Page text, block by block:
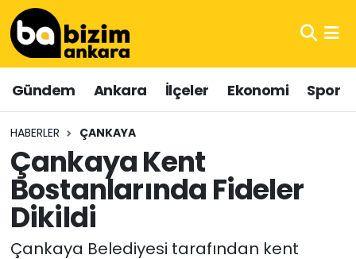
Gündem Ankara İlçeler Ekonomi Spor
HABERLER ÇANKAYA
Çankaya Kent
Bostanlarında Fideler
Dikildi
Çankaya Belediyesi tarafından kent
Hava Durumu
Trafik Durumu
Süper Lig Puan Durumu ve Fikstür
Tüm Manşetler
Son Dakika Haberleri